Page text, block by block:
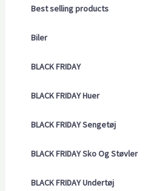
Best selling products
Biler
BLACK FRIDAY
BLACK FRIDAY Huer
BLACK FRIDAY Sengetøj
BLACK FRIDAY Sko Og Støvler
BLACK FRIDAY Undertøj